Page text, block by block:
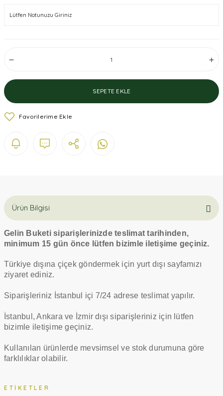
SEPETE EKLE
Ürün Bilgisi
Gelin Buketi siparişlerinizde teslimat tarihinden,
minimum 15 gün önce lütfen bizimle iletişime geçiniz.
Türkiye dışına çiçek göndermek için yurt dışı sayfamızı
ziyaret ediniz.
Siparişleriniz İstanbul içi 7/24 adrese teslimat yapılır.
İstanbul, Ankara ve İzmir dışı siparişleriniz için lütfen
bizimle iletişime geçiniz.
Kullanılan ürünlerde mevsimsel ve stok durumuna göre
farklılıklar olabilir.
ETIKETLER